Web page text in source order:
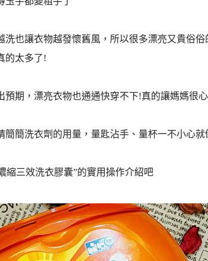
洗也讓衣物越發懷舊風，所以很多漂亮又貴俗
的太多了!
預期，漂亮衣物也通通快穿不下!真的讓媽媽很
簡簡洗衣劑的用量，量匙沾手、量杯一不小心
縮三效洗衣膠囊”的實用操作介紹吧